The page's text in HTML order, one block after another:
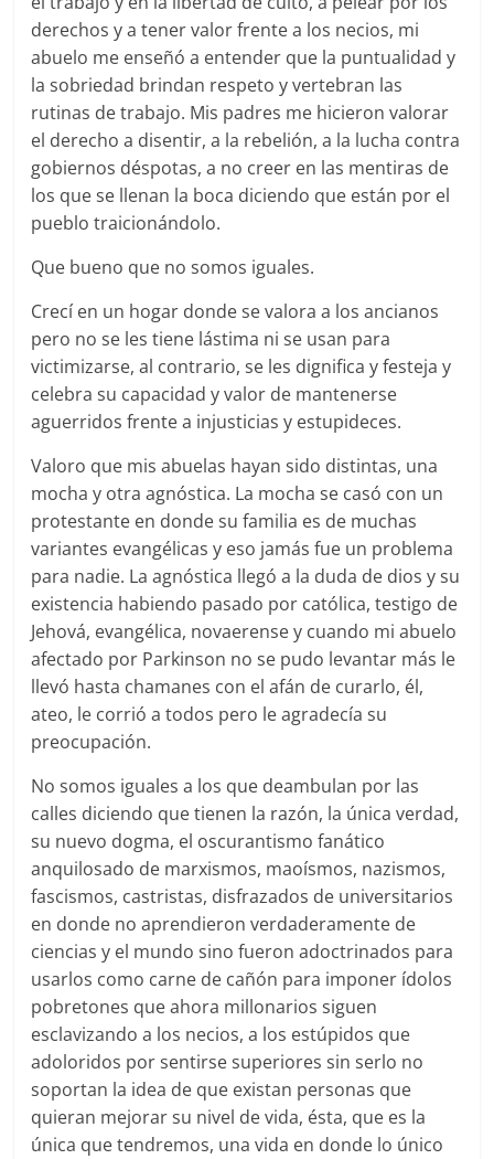
derechos y a tener valor frente a los necios, mi
abuelo me enseñó a entender que la puntualidad y
la sobriedad brindan respeto y vertebran las
rutinas de trabajo. Mis padres me hicieron valorar
el derecho a disentir, a la rebelión, a la lucha contra
gobiernos déspotas, a no creer en las mentiras de
los que se llenan la boca diciendo que están por el
pueblo traicionándolo.
Que bueno que no somos iguales.
Crecí en un hogar donde se valora a los ancianos
pero no se les tiene lástima ni se usan para
victimizarse, al contrario, se les dignifica y festeja y
celebra su capacidad y valor de mantenerse
aguerridos frente a injusticias y estupideces.
Valoro que mis abuelas hayan sido distintas, una
mocha y otra agnóstica. La mocha se casó con un
protestante en donde su familia es de muchas
variantes evangélicas y eso jamás fue un problema
para nadie. La agnóstica llegó a la duda de dios y su
existencia habiendo pasado por católica, testigo de
Jehová, evangélica, novaerense y cuando mi abuelo
afectado por Parkinson no se pudo levantar más le
llevó hasta chamanes con el afán de curarlo, él,
ateo, le corrió a todos pero le agradecía su
preocupación.
No somos iguales a los que deambulan por las
calles diciendo que tienen la razón, la única verdad,
su nuevo dogma, el oscurantismo fanático
anquilosado de marxismos, maoísmos, nazismos,
fascismos, castristas, disfrazados de universitarios
en donde no aprendieron verdaderamente de
ciencias y el mundo sino fueron adoctrinados para
usarlos como carne de cañón para imponer ídolos
pobretones que ahora millonarios siguen
esclavizando a los necios, a los estúpidos que
adoloridos por sentirse superiores sin serlo no
soportan la idea de que existan personas que
quieran mejorar su nivel de vida, ésta, que es la
única que tendremos, una vida en donde lo único